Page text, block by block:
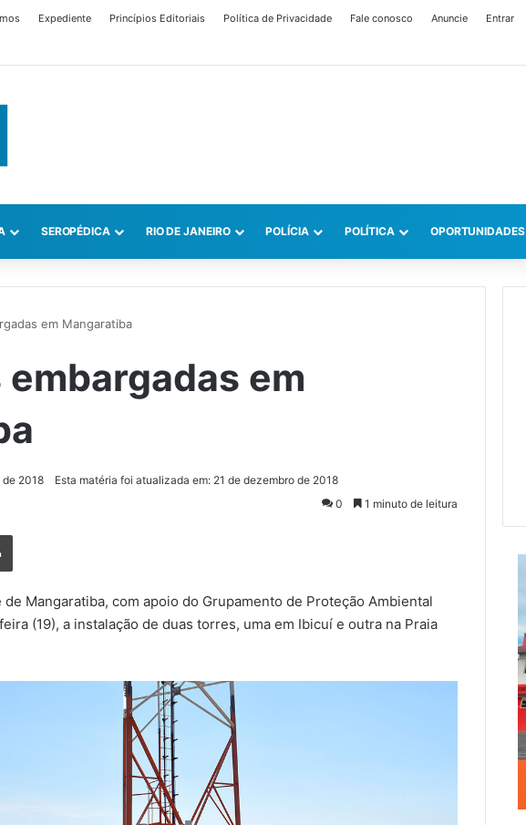
Expediente Princípios Editoriais Política de Privacidade Fale conosco Anuncie Entrar
SEROPÉDICA RIO DE JANEIRO POLÍCIA POLÍTICA OPORTUNIDADES
em Mangaratiba
em
de 2018
Esta matéria foi atualizada em: 21 de dezembro de 2018
0
1 minuto de leitura
Mangaratiba, com apoio do Grupamento de Proteção Ambiental
(19), a instalação de duas torres, uma em Ibicuí e outra na Praia